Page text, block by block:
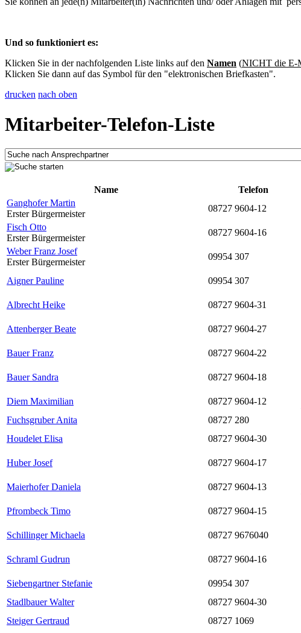
Und so funktioniert es:
Klicken Sie in der nachfolgenden Liste links auf den Namen (NICHT die E-
Klicken Sie dann auf das Symbol für den "elektronischen Briefkasten".
drucken nach oben
Mitarbeiter-Telefon-Liste
Name
Telefon
Ganghofer Martin
Erster Bürgermeister
08727 9604-12
Fisch Otto
Erster Bürgermeister
08727 9604-16
Weber Franz Josef
Erster Bürgermeister
09954 307
Aigner Pauline 09954 307
Albrecht Heike
08727 9604-31
Attenberger Beate 08727 9604-27
Bauer Franz 08727 9604-22
Bauer Sandra 08727 9604-18
Diem Maximilian 08727 9604-12
Fuchsgruber Anita
08727 280
Houdelet Elisa
08727 9604-30
Huber Josef 08727 9604-17
Maierhofer Daniela 08727 9604-13
Pfrombeck Timo 08727 9604-15
Schillinger Michaela 08727 9676040
Schraml Gudrun 08727 9604-16
Siebengartner Stefanie 09954 307
Stadlbauer Walter
08727 9604-30
Steiger Gertraud
08727 1069